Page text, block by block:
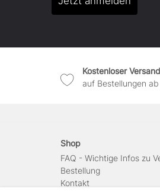
Kostenloser Versand
auf Bestellungen
Shop
FAQ - Wichtige Infos zu
Bestellung
Kontakt